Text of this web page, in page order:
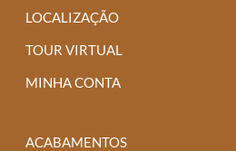
LOCALIZAÇÃO
TOUR VIRTUAL
MINHA CONTA
ACABAMENTOS